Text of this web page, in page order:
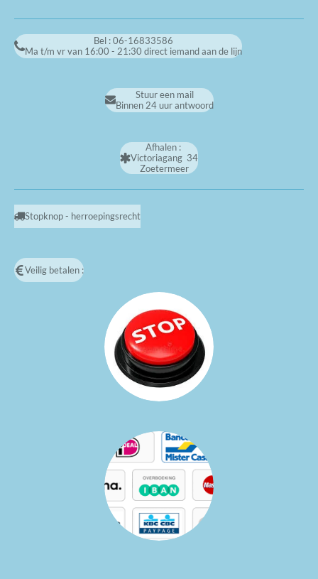
Bel : 06-16833586
Ma t/m vr van 16:00 - 21:30 direct iemand aan de lijn
Stuur een mail
Binnen 24 uur antwoord
Afhalen :
Victoriagang 34
Zoetermeer
Stopknop - herroepingsrecht
Veilig betalen :